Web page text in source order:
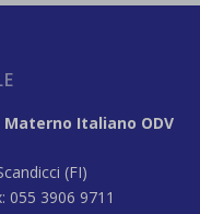
Italiano ODV
(FI)
055 3906 9711